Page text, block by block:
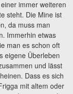
immer weiteren
steht. Die Mine ist
da muss man
Immerhin etwas
man es schon oft
eigene Überleben
und lässt
Dass es sich
mit altem oder